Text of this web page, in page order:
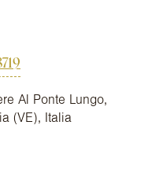
Al Ponte Lungo,
(VE), Italia